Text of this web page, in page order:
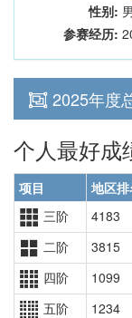
性别: 男
参赛经历:
2025年度
个人最好成
项目 地区排
三阶
4183
二阶
3815
四阶
1099
五阶
1234